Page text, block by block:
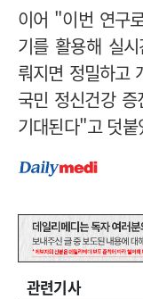
이어 "이번 연구
기를 활용해 실
뤄지면 정밀하고
국민 정신건강
기대된다"고 덧붙
관련기사